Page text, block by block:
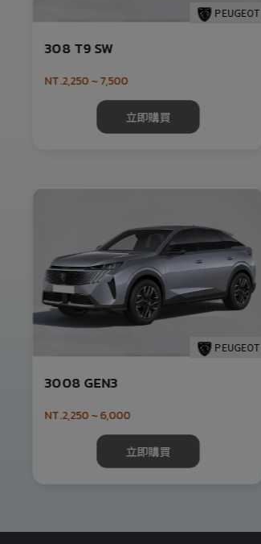
PEUGEOT
308 T9 SW
NT.2,250 ~ 7,500
立即購買
PEUGEOT
3008 GEN3
NT.2,250 ~ 6,000
立即購買